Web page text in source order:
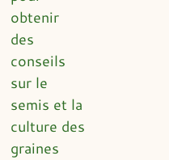
obtenir
des
conseils
sur le
semis et la
culture des
graines